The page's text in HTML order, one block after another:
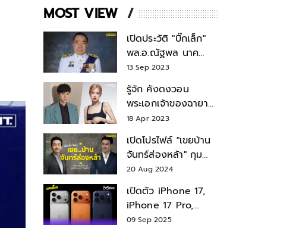
MOST VIEW
เปิดประวัติ "บิ๊กเล็ก"
พล.อ.ณัฐพล นาค
พาณิชย์ จากเลขาฯ
สมช.-เลขาฯ
รมว.กลาโหม
13 Sep 2023
รู้จัก คังดงวอน
พระเอกเจ้าของฉายา
สมบัติแห่งชาติ หลังมี
18 Apr 2023
เปิดโปรไฟล์ "เขยบ้าน
จันทร์ส่องหล้า" กุม
บังเหียนธุรกิจตระกูล
"ชินวัตร"
20 Aug 2024
เปิดตัว iPhone 17,
iPhone 17 Pro,
iPhone 17 Air สเปค
09 Sep 2025